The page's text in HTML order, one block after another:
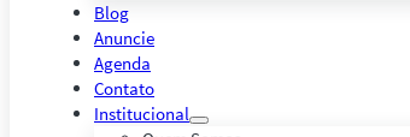
Blog
Anuncie
Agenda
Contato
Institucional